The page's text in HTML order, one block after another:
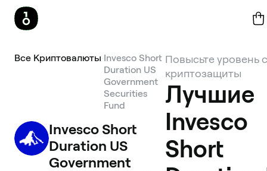
Все Криптовалюты Invesco Short
Duration US
Government
Securities
Fund
Invesco Short
Duration US
Government
Повысьте уровень
криптозащиты
Лучшие
Invesco
Short